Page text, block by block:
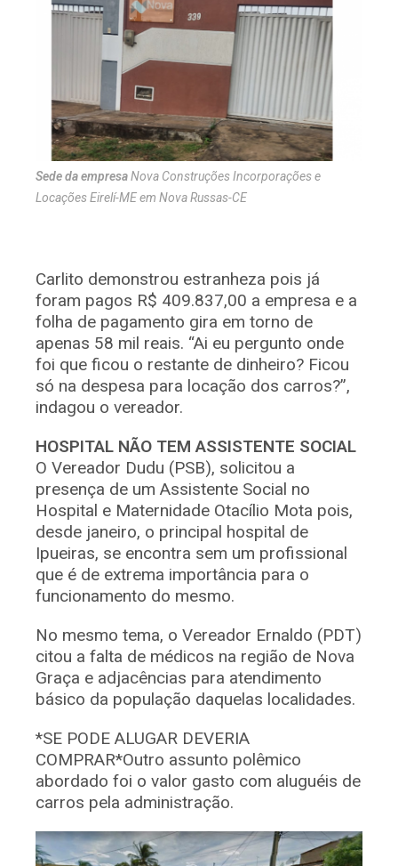
Sede da empresaNova Construções Incorporações e
Locações Eirelí-ME em Nova Russas-CE
Carlito demonstrou estranheza pois já
foram pagos R$ 409.837,00 a empresa e a
folha de pagamento gira em torno de
apenas 58 mil reais. “Ai eu pergunto onde
foi que ficou o restante de dinheiro? Ficou
só na despesa para locação dos carros?”,
indagou o vereador.
HOSPITAL NÃO TEM ASSISTENTE SOCIAL
O Vereador Dudu (PSB), solicitou a
presença de um Assistente Social no
Hospital e Maternidade Otacílio Mota pois,
desde janeiro, o principal hospital de
Ipueiras, se encontra sem um profissional
que é de extrema importância para o
funcionamento do mesmo.
No mesmo tema, o Vereador Ernaldo (PDT)
citou a falta de médicos na região de Nova
Graça e adjacências para atendimento
básico da população daquelas localidades.
*SE PODE ALUGAR DEVERIA
COMPRAR*Outro assunto polêmico
abordado foi o valor gasto com aluguéis de
carros pela administração.